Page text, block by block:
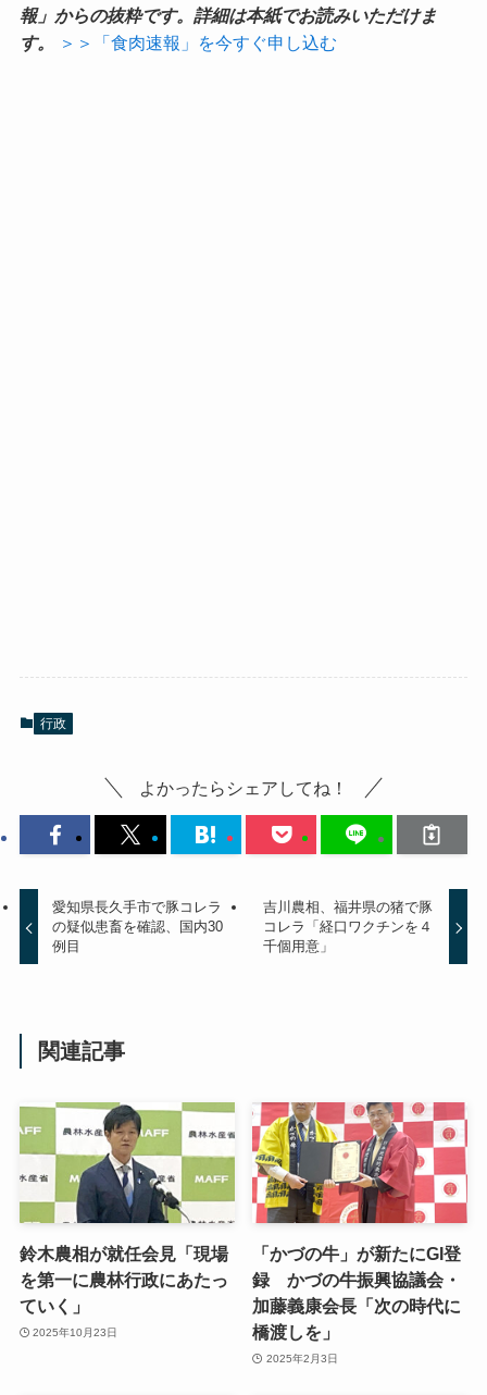
報」からの抜粋です。詳細は本紙でお読みいただけま
す。
＞＞「食肉速報」を今すぐ申し込む
行政
よかったらシェアしてね！
愛知県長久手市で豚コレラ
の疑似患畜を確認、国内30
例目
吉川農相、福井県の猪で豚
コレラ「経口ワクチンを４
千個用意」
関連記事
鈴木農相が就任会見「現場
を第一に農林行政にあたっ
ていく」
2025年10月23日
「かづの牛」が新たにGI登
録 かづの牛振興協議会・
加藤義康会長「次の時代に
橋渡しを」
2025年2月3日